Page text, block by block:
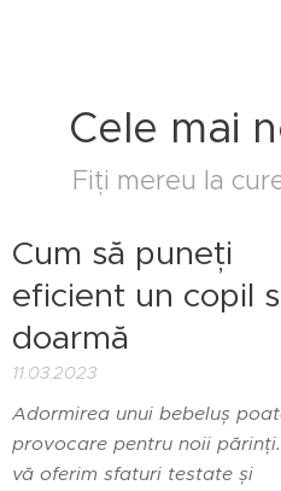
Cele mai
Fiți mereu la
Cum să puneți
eficient un copil
doarmă
11.03.2023
Adormirea unui bebeluș
provocare pentru noii
vă oferim sfaturi testate și